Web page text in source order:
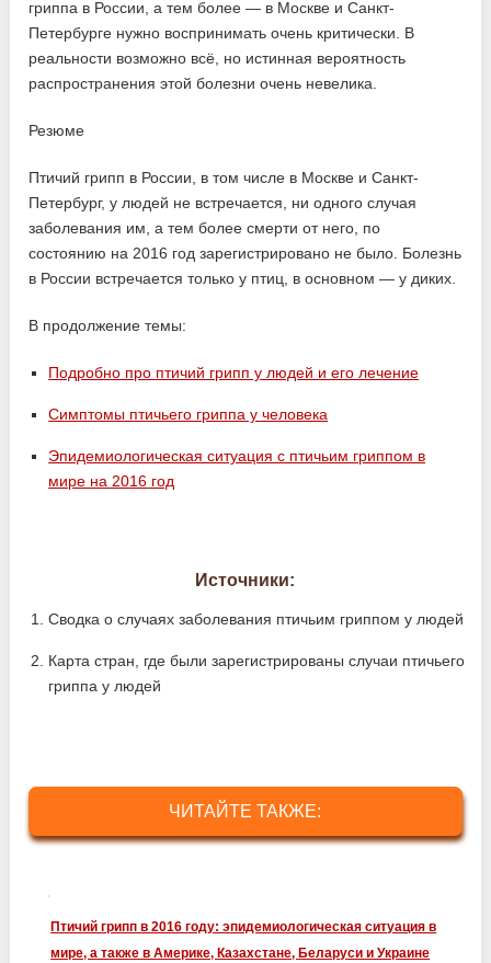
гриппа в России, а тем более — в Москве и Санкт-
Петербурге нужно воспринимать очень критически. В
реальности возможно всё, но истинная вероятность
распространения этой болезни очень невелика.
Резюме
Птичий грипп в России, в том числе в Москве и Санкт-
Петербург, у людей не встречается, ни одного случая
заболевания им, а тем более смерти от него, по
состоянию на 2016 год зарегистрировано не было. Болезнь
в России встречается только у птиц, в основном — у диких.
В продолжение темы:
Подробно про птичий грипп у людей и его лечение
Симптомы птичьего гриппа у человека
Эпидемиологическая ситуация с птичьим гриппом в
мире на 2016 год
Источники:
Сводка о случаях заболевания птичьим гриппом у людей
Карта стран, где были зарегистрированы случаи птичьего
гриппа у людей
ЧИТАЙТЕ ТАКЖЕ:
Птичий грипп в 2016 году: эпидемиологическая ситуация в
мире, а также в Америке, Казахстане, Беларуси и Украине